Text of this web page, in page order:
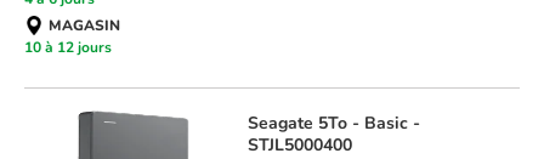
MAGASIN
10 à 12 jours
Seagate 5To - Basic -
STJL5000400